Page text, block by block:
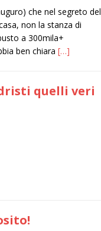
che nel segreto del
non la stanza di
a 300mila+
ben chiara […]
quelli veri